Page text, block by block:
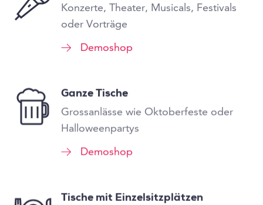
Konzerte, Theater, Musicals, Festivals
oder Vorträge
Demoshop
Ganze Tische
Grossanlässe wie Oktoberfeste oder
Halloweenpartys
Demoshop
Tische mit Einzelsitzplätzen